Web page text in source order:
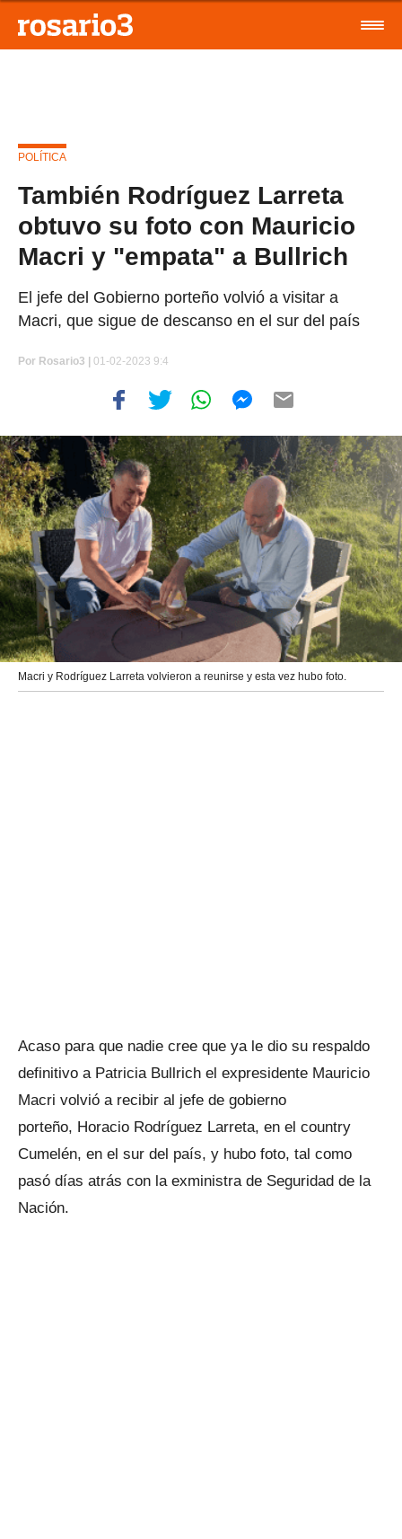
POLÍTICA
También Rodríguez Larreta
obtuvo su foto con Mauricio
Macri y "empata" a Bullrich
El jefe del Gobierno porteño volvió a visitar a
Macri, que sigue de descanso en el sur del país
Por Rosario3 | 01-02-2023 9:4
Macri y Rodríguez Larreta volvieron a reunirse y esta vez hubo foto.
Acaso para que nadie cree que ya le dio su respaldo
definitivo a Patricia Bullrich el expresidente Mauricio
Macri volvió a recibir al jefe de gobierno
porteño, Horacio Rodríguez Larreta, en el country
Cumelén, en el sur del país, y hubo foto, tal como
pasó días atrás con la exministra de Seguridad de la
Nación.